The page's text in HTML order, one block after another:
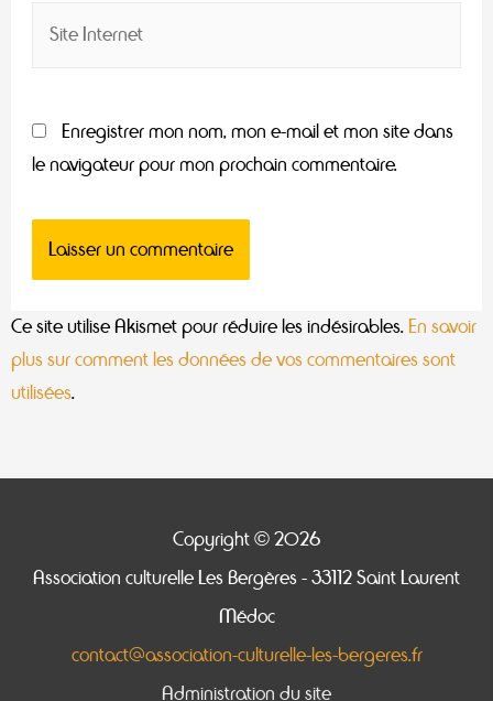
Enregistrer mon nom, mon e-mail et mon site dans
le navigateur pour mon prochain commentaire.
Ce site utilise Akismet pour réduire les indésirables. En savoir
plus sur comment les données de vos commentaires sont
utilisées.
Copyright © 2026
Association culturelle Les Bergères- 33112 Saint Laurent
Médoc
contact@association-culturelle-les-bergeres.fr
Administration du site